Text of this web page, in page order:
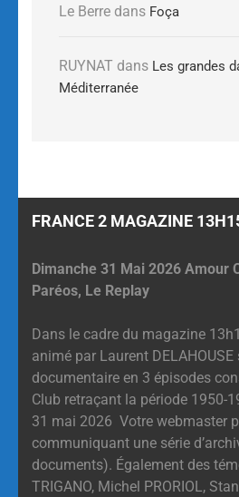
Le Berre dans Foça
RUYNAT dans Les grandes
Méditerranée
FRANCE 2 MAGAZINE
Dimanche 31 Mai 2026 Amour
Paréos, Le Replay
Dans le cadre du magazine
animé par Laurent DELAHOUSE
documentaire en 3 épisodes
Club retraçant la période 1950-
31 mai 2026 Votre webmaster
communiquant une série
documents). Également des
TRIGANO, Michel PRORIOL,